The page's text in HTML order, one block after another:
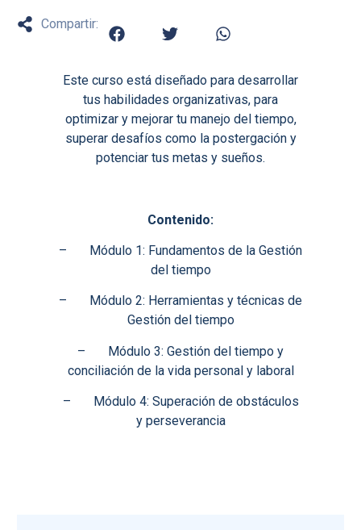
Compartir:
Este curso está diseñado para desarrollar
tus habilidades organizativas, para
optimizar y mejorar tu manejo del tiempo,
superar desafíos como la postergación y
potenciar tus metas y sueños.
Contenido:
– Módulo 1: Fundamentos de la Gestión
del tiempo
– Módulo 2: Herramientas y técnicas de
Gestión del tiempo
– Módulo 3: Gestión del tiempo y
conciliación de la vida personal y laboral
– Módulo 4: Superación de obstáculos
y perseverancia